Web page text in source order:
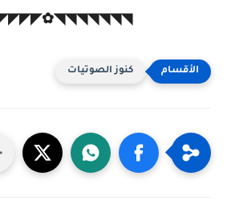
كنوز الصوتيات